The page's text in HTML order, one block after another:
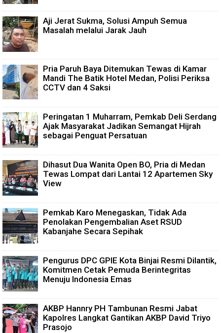
Aji Jerat Sukma, Solusi Ampuh Semua
Masalah melalui Jarak Jauh
Pria Paruh Baya Ditemukan Tewas di Kamar
Mandi The Batik Hotel Medan, Polisi Periksa
CCTV dan 4 Saksi
Peringatan 1 Muharram, Pemkab Deli Serdang
Ajak Masyarakat Jadikan Semangat Hijrah
sebagai Penguat Persatuan
Dihasut Dua Wanita Open BO, Pria di Medan
Tewas Lompat dari Lantai 12 Apartemen Sky
View
Pemkab Karo Menegaskan, Tidak Ada
Penolakan Pengembalian Aset RSUD
Kabanjahe Secara Sepihak
Pengurus DPC GPIE Kota Binjai Resmi Dilantik,
Komitmen Cetak Pemuda Berintegritas
Menuju Indonesia Emas
AKBP Hannry PH Tambunan Resmi Jabat
Kapolres Langkat Gantikan AKBP David Triyo
Prasojo